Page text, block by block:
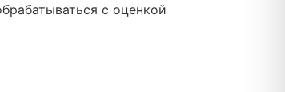
с оценкой